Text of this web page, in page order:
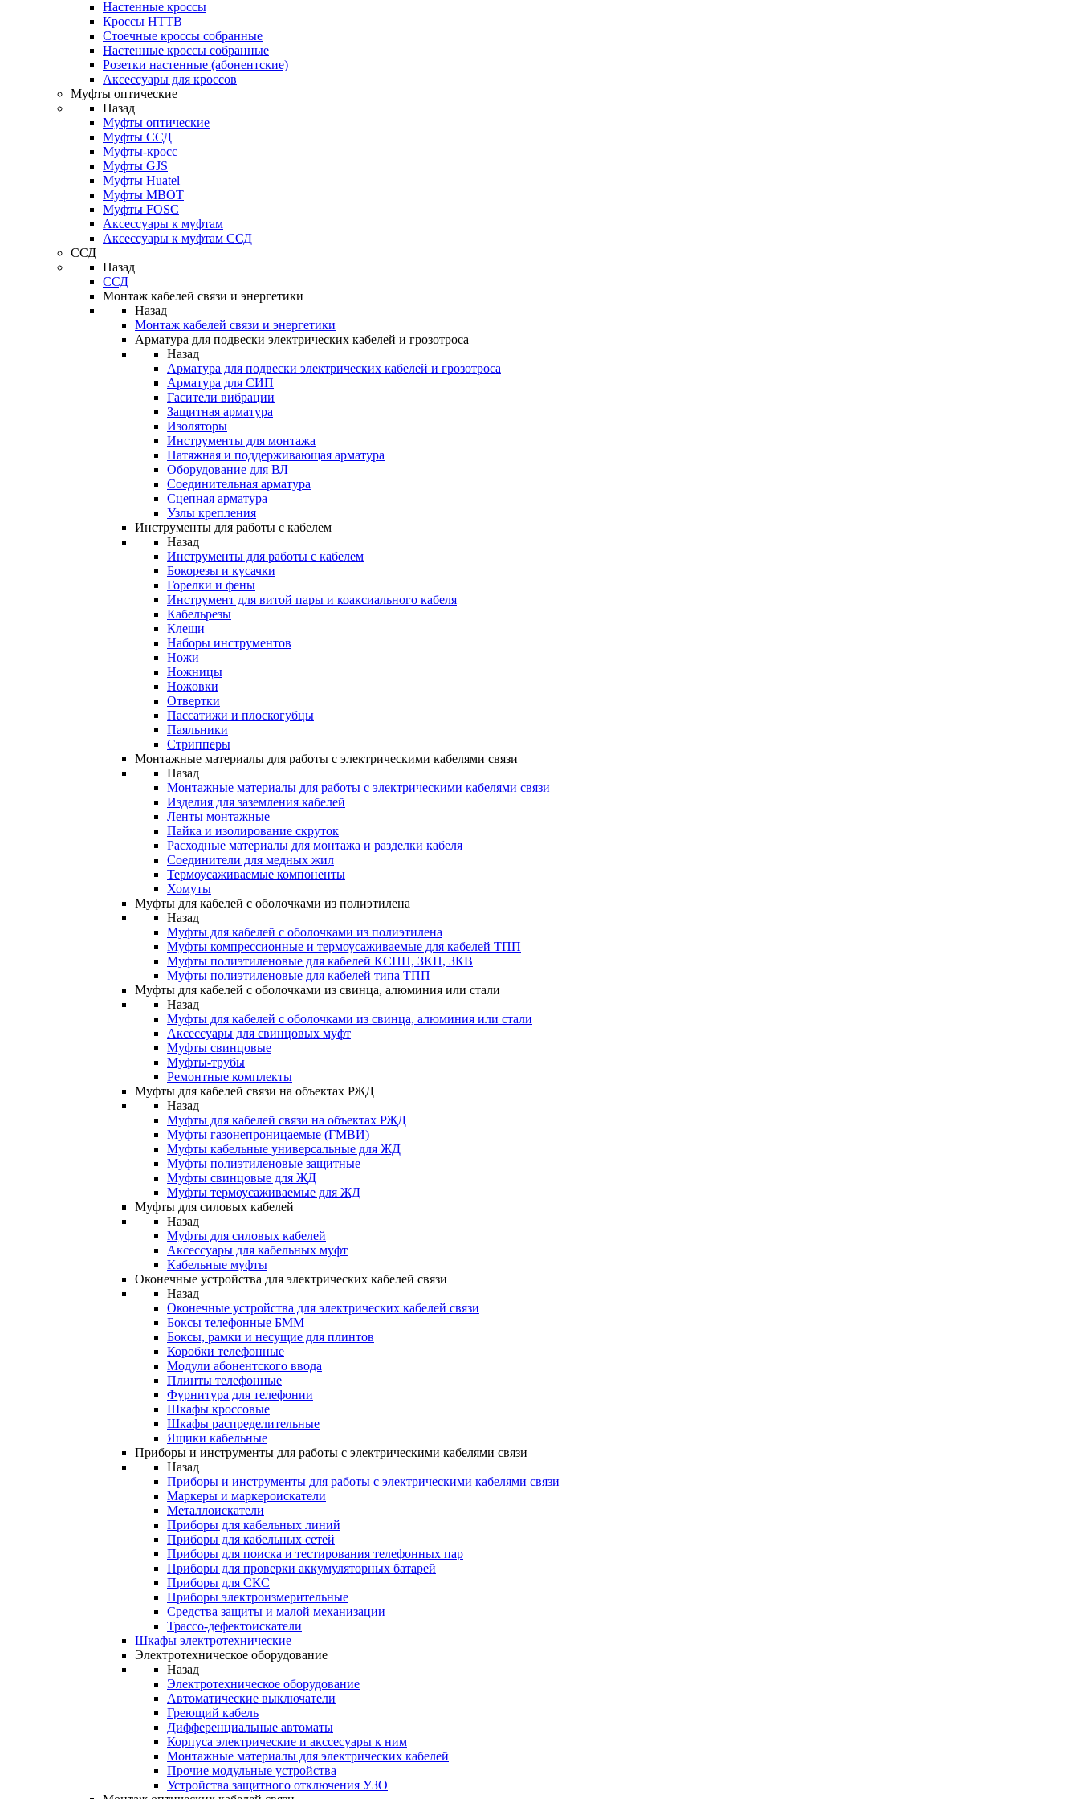
Настенные кроссы
Кроссы HTTB
Стоечные кроссы собранные
Настенные кроссы собранные
Розетки настенные (абонентские)
Аксессуары для кроссов
Муфты оптические
Назад
Муфты оптические
Муфты ССД
Муфты-кросс
Муфты GJS
Муфты Huatel
Муфты МВОТ
Муфты FOSC
Аксессуары к муфтам
Аксессуары к муфтам ССД
ССД
Назад
ССД
Монтаж кабелей связи и энергетики
Назад
Монтаж кабелей связи и энергетики
Арматура для подвески электрических кабелей и грозотроса
Назад
Арматура для подвески электрических кабелей и грозотроса
Арматура для СИП
Гасители вибрации
Защитная арматура
Изоляторы
Инструменты для монтажа
Натяжная и поддерживающая арматура
Оборудование для ВЛ
Соединительная арматура
Сцепная арматура
Узлы крепления
Инструменты для работы с кабелем
Назад
Инструменты для работы с кабелем
Бокорезы и кусачки
Горелки и фены
Инструмент для витой пары и коаксиального кабеля
Кабельрезы
Клещи
Наборы инструментов
Ножи
Ножницы
Ножовки
Отвертки
Пассатижи и плоскогубцы
Паяльники
Стрипперы
Монтажные материалы для работы с электрическими кабелями связи
Назад
Монтажные материалы для работы с электрическими кабелями связи
Изделия для заземления кабелей
Ленты монтажные
Пайка и изолирование скруток
Расходные материалы для монтажа и разделки кабеля
Соединители для медных жил
Термоусаживаемые компоненты
Хомуты
Муфты для кабелей с оболочками из полиэтилена
Назад
Муфты для кабелей с оболочками из полиэтилена
Муфты компрессионные и термоусаживаемые для кабелей ТПП
Муфты полиэтиленовые для кабелей КСПП, ЗКП, ЗКВ
Муфты полиэтиленовые для кабелей типа ТПП
Муфты для кабелей с оболочками из свинца, алюминия или стали
Назад
Муфты для кабелей с оболочками из свинца, алюминия или стали
Аксессуары для свинцовых муфт
Муфты свинцовые
Муфты-трубы
Ремонтные комплекты
Муфты для кабелей связи на объектах РЖД
Назад
Муфты для кабелей связи на объектах РЖД
Муфты газонепроницаемые (ГМВИ)
Муфты кабельные универсальные для ЖД
Муфты полиэтиленовые защитные
Муфты свинцовые для ЖД
Муфты термоусаживаемые для ЖД
Муфты для силовых кабелей
Назад
Муфты для силовых кабелей
Аксессуары для кабельных муфт
Кабельные муфты
Оконечные устройства для электрических кабелей связи
Назад
Оконечные устройства для электрических кабелей связи
Боксы телефонные БММ
Боксы, рамки и несущие для плинтов
Коробки телефонные
Модули абонентского ввода
Плинты телефонные
Фурнитура для телефонии
Шкафы кроссовые
Шкафы распределительные
Ящики кабельные
Приборы и инструменты для работы с электрическими кабелями связи
Назад
Приборы и инструменты для работы с электрическими кабелями связи
Маркеры и маркероискатели
Металлоискатели
Приборы для кабельных линий
Приборы для кабельных сетей
Приборы для поиска и тестирования телефонных пар
Приборы для проверки аккумуляторных батарей
Приборы для СКС
Приборы электроизмерительные
Средства защиты и малой механизации
Трассо-дефектоискатели
Шкафы электротехнические
Электротехническое оборудование
Назад
Электротехническое оборудование
Автоматические выключатели
Греющий кабель
Дифференциальные автоматы
Корпуса электрические и акссесуары к ним
Монтажные материалы для электрических кабелей
Прочие модульные устройства
Устройства защитного отключения УЗО